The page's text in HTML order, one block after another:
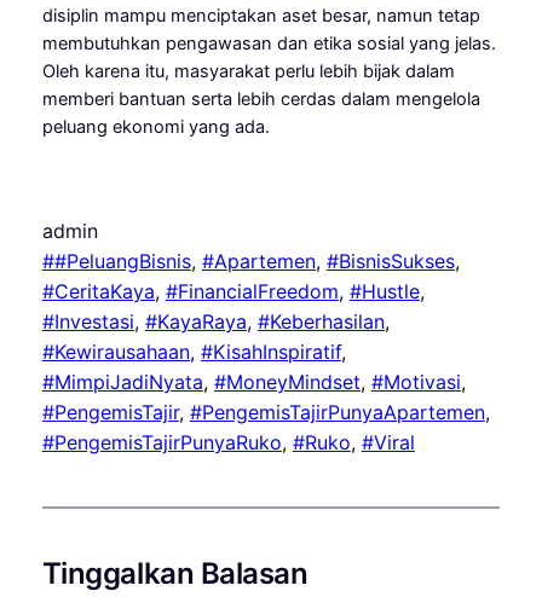
disiplin mampu menciptakan aset besar, namun tetap
membutuhkan pengawasan dan etika sosial yang jelas.
Oleh karena itu, masyarakat perlu lebih bijak dalam
memberi bantuan serta lebih cerdas dalam mengelola
peluang ekonomi yang ada.
admin
##PeluangBisnis, #Apartemen, #BisnisSukses ,
#CeritaKaya, #FinancialFreedom, #Hustle ,
#Investasi, #KayaRaya, #Keberhasilan ,
#Kewirausahaan, #KisahInspiratif ,
#MimpiJadiNyata, #MoneyMindset, #Motivasi ,
#PengemisTajir, #PengemisTajirPunyaApartemen ,
#PengemisTajirPunyaRuko, #Ruko, #Viral
Tinggalkan Balasan